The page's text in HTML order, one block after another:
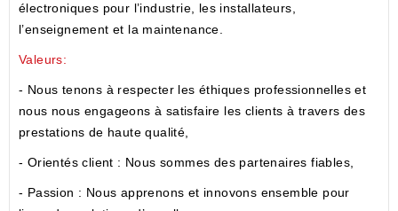
électroniques pour l’industrie, les installateurs,
l’enseignement et la maintenance.
Valeurs:
- Nous tenons à respecter les éthiques professionnelles et
nous nous engageons à satisfaire les clients à travers des
prestations de haute qualité,
- Orientés client : Nous sommes des partenaires fiables,
- Passion : Nous apprenons et innovons ensemble pour